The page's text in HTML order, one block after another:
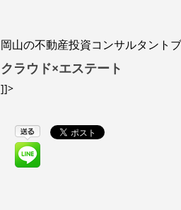
岡山の不動産投資コンサルタント
クラウド×エステート
]]>